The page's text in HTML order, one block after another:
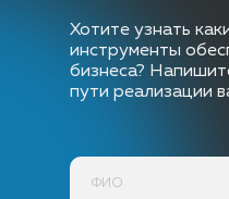
Хотите узнать
инструменты
бизнеса?
пути реализации